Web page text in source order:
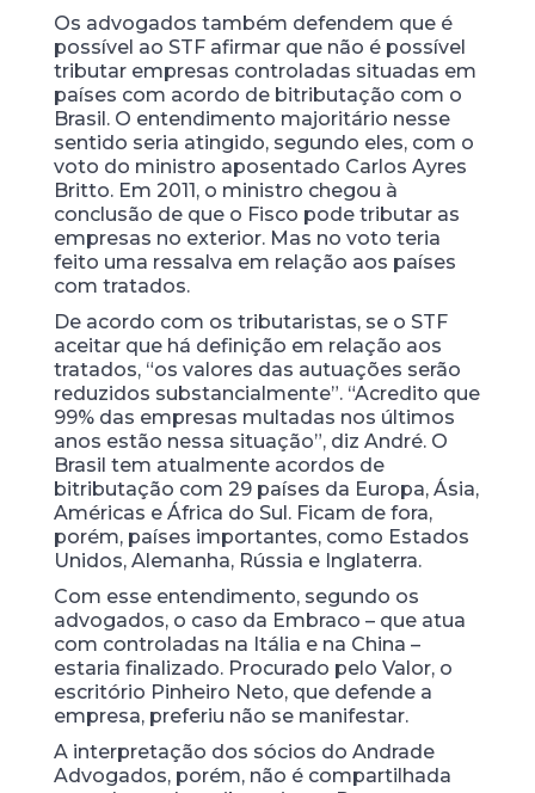
Os advogados também defendem que é
possível ao STF afirmar que não é possível
tributar empresas controladas situadas em
países com acordo de bitributação com o
Brasil. O entendimento majoritário nesse
sentido seria atingido, segundo eles, com o
voto do ministro aposentado Carlos Ayres
Britto. Em 2011, o ministro chegou à
conclusão de que o Fisco pode tributar as
empresas no exterior. Mas no voto teria
feito uma ressalva em relação aos países
com tratados.
De acordo com os tributaristas, se o STF
aceitar que há definição em relação aos
tratados, “os valores das autuações serão
reduzidos substancialmente”. “Acredito que
99% das empresas multadas nos últimos
anos estão nessa situação”, diz André. O
Brasil tem atualmente acordos de
bitributação com 29 países da Europa, Ásia,
Américas e África do Sul. Ficam de fora,
porém, países importantes, como Estados
Unidos, Alemanha, Rússia e Inglaterra.
Com esse entendimento, segundo os
advogados, o caso da Embraco – que atua
com controladas na Itália e na China –
estaria finalizado. Procurado pelo Valor, o
escritório Pinheiro Neto, que defende a
empresa, preferiu não se manifestar.
A interpretação dos sócios do Andrade
Advogados, porém, não é compartilhada